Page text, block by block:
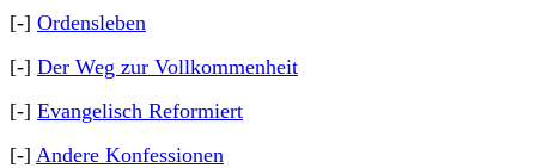
[-] Ordensleben
[-] Der Weg zur Vollkommenheit
[-] Evangelisch Reformiert
[-] Andere Konfessionen